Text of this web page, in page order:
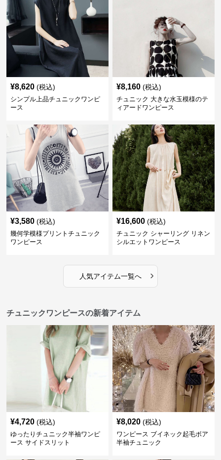
¥8,620 (税込)
シンプル上品チュニックワンピ
ース
¥8,160 (税込)
チュニック 大きな水玉模様のテ
ィアードワンピース
¥3,580 (税込)
幾何学模様プリントチュニック
ワンピース
¥16,600 (税込)
チュニック シャーリング リネン
シルエットワンピース
人気アイテム一覧へ ›
チュニックワンピースの新着アイテム
¥4,720 (税込)
ゆったりチュニック半袖ワンピ
ース サイドスリット
¥8,020 (税込)
ワンピース ブイネック起毛ボア
半袖チュニック